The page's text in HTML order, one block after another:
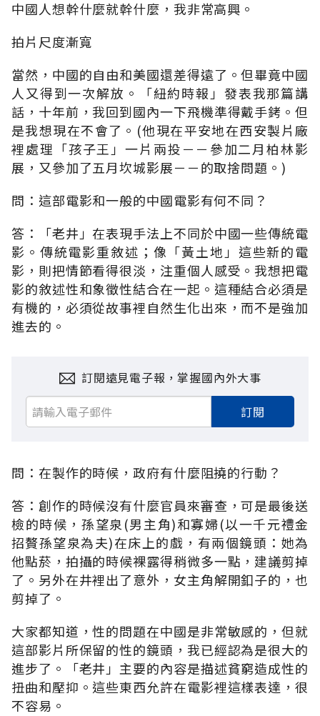
中國人想幹什麼就幹什麼，我非常高興。
拍片尺度漸寬
當然，中國的自由和美國還差得遠了。但畢竟中國
人又得到一次解放。「紐約時報」發表我那篇講
話，十年前，我回到國內一下飛機準得戴手銬。但
是我想現在不會了。(他現在平安地在西安製片廠
裡處理「孩子王」一片兩投－－參加二月柏林影
展，又參加了五月坎城影展－－的取捨問題。)
問：這部電影和一般的中國電影有何不同？
答：「老井」在表現手法上不同於中國一些傳統電
影。傳統電影重敘述；像「黃土地」這些新的電
影，則把情節看得很淡，注重個人感受。我想把電
影的敘述性和象徵性結合在一起。這種結合必須是
有機的，必須從故事裡自然生化出來，而不是強加
進去的。
訂閱遠見電子報，掌握國內外大事
訂閱
問：在製作的時候，政府有什麼阻撓的行動？
答：創作的時候沒有什麼官員來審查，可是最後送
檢的時候，孫望泉(男主角)和寡婦(以一千元禮金
招贅孫望泉為夫)在床上的戲，有兩個鏡頭：她為
他點菸，拍攝的時候裸露得稍微多一點，建議剪掉
了。另外在井裡出了意外，女主角解開釦子的，也
剪掉了。
大家都知道，性的問題在中國是非常敏感的，但就
這部影片所保留的性的鏡頭，我已經認為是很大的
進步了。「老井」主要的內容是描述貧窮造成性的
扭曲和壓抑。這些東西允許在電影裡這樣表達，很
不容易。